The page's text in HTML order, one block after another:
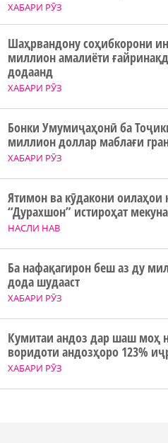
ХАБАРИ РӮЗ
ХАБАРИ РӮЗ
Шаҳрвандону соҳибкорони
миллион амалиёти
додаанд
ХАБАРИ РӮЗ
Бонки Умумиҷаҳонӣ ба
миллион доллар маблағи
НАСЛИ НАВ
Ятимон ва кӯдакони оилаҳои
“Дурахшон” истироҳат
ХАБАРИ РӮЗ
Ба нафақагирон беш аз ду
дода шудааст
ХАБАРИ РӮЗ
Кумитаи андоз дар шаш моҳ
воридоти андозҳоро 123%